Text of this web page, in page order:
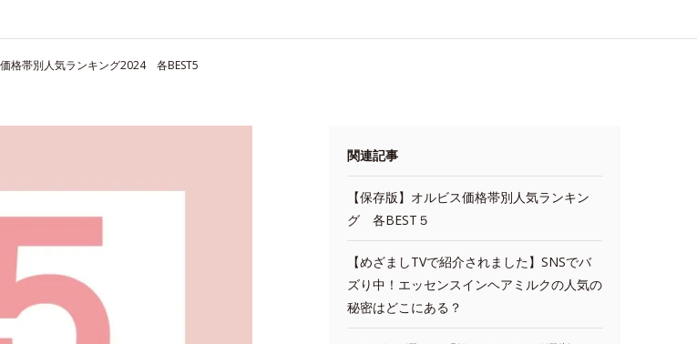
価格帯別人気ランキング2024 各BEST5
関連記事
【保存版】オルビス価格帯別人気ランキン
グ 各BEST５
【めざましTVで紹介されました】SNSでバ
ズり中！エッセンスインヘアミルクの人気の
秘密はどこにある？